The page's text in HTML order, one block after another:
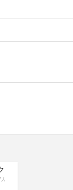
ニック
ビルB1-2号, 03-3320-